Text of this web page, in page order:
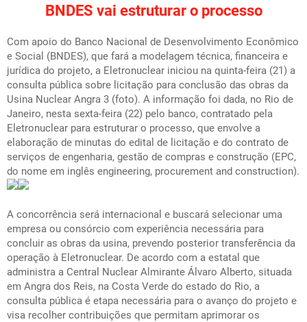
BNDES vai estruturar o processo
Com apoio do Banco Nacional de Desenvolvimento Econômico
e Social (BNDES), que fará a modelagem técnica, financeira e
jurídica do projeto, a Eletronuclear iniciou na quinta-feira (21) a
consulta pública sobre licitação para conclusão das obras da
Usina Nuclear Angra 3 (foto). A informação foi dada, no Rio de
Janeiro, nesta sexta-feira (22) pelo banco, contratado pela
Eletronuclear para estruturar o processo, que envolve a
elaboração de minutas do edital de licitação e do contrato de
serviços de engenharia, gestão de compras e construção (EPC,
do nome em inglês engineering, procurement and construction).
A concorrência será internacional e buscará selecionar uma
empresa ou consórcio com experiência necessária para
concluir as obras da usina, prevendo posterior transferência da
operação à Eletronuclear. De acordo com a estatal que
administra a Central Nuclear Almirante Álvaro Alberto, situada
em Angra dos Reis, na Costa Verde do estado do Rio, a
consulta pública é etapa necessária para o avanço do projeto e
visa recolher contribuições que permitam aprimorar os